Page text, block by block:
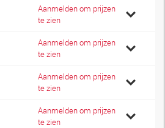
Aanmelden om prijzen
te zien
Aanmelden om prijzen
te zien
Aanmelden om prijzen
te zien
Aanmelden om prijzen
te zien